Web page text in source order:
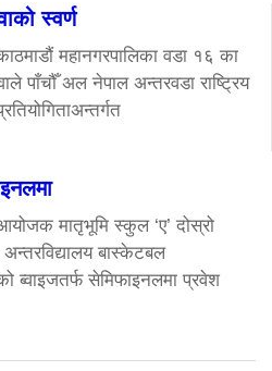
स्वर्ण
महानगरपालिका वडा १६ का
पाँचौँ अल नेपाल अन्तरवडा राष्ट्रिय
मातृभूमि स्कुल ‘ए’ दोस्रो
बास्केटबल
ब्वाइजतर्फ सेमिफाइनलमा प्रवेश